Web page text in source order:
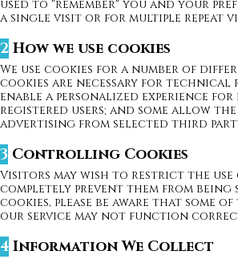
used to "remember" you and your
a single visit or for multiple repeat
2 How we use cookies
We use cookies for a number of
cookies are necessary for technical
enable a personalized experience
registered users; and some allow
advertising from selected third
3 Controlling Cookies
Visitors may wish to restrict the use
completely prevent them from being
cookies, please be aware that some
our service may not function
4 Information We Collect